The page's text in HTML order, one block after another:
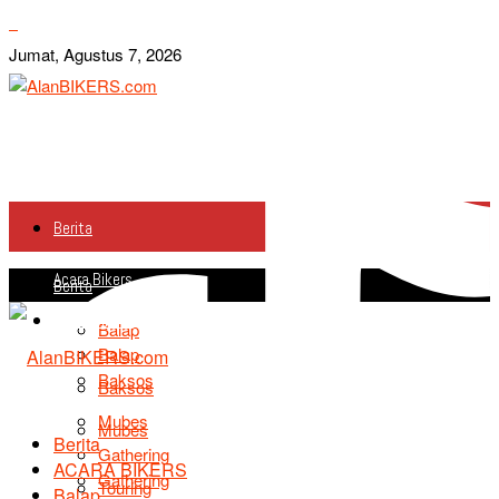
Jumat, Agustus 7, 2026
Berita
Acara Bikers
Balap
Baksos
Mubes
Gathering
Berita
Acara Bikers
Balap
Baksos
Mubes
Gathering
Touring
Berita
ACARA BIKERS